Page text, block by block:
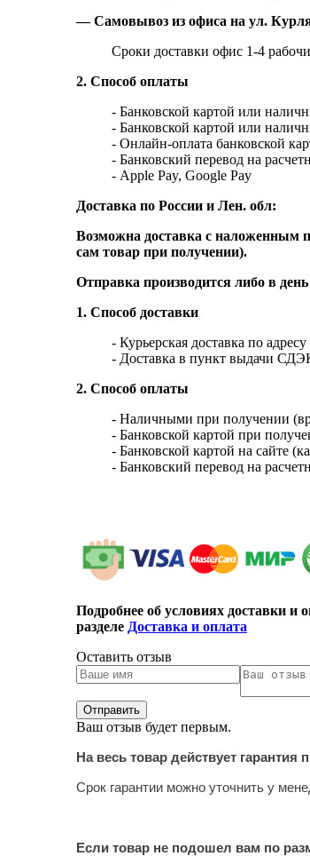
— Самовывоз из офиса на ул.
Сроки доставки офис 1-4
2. Способ оплаты
- Банковской картой или
- Банковской картой или
- Онлайн-оплата банковской
- Банковский перевод на
- Apple Pay, Google Pay
Доставка по России и Лен. обл:
Возможна доставка с наложенным
сам товар при получении).
Отправка производится либо в
1. Способ доставки
- Курьерская доставка по адресу
- Доставка в пункт выдачи
2. Способ оплаты
- Наличными при получении
- Банковской картой при
- Банковской картой на сайте
- Банковский перевод на
Подробнее об условиях доставки
разделе Доставка и оплата
Оставить отзыв
Ваш отзыв будет первым.
На весь товар действует гарантия
Срок гарантии можно уточнить у
Если товар не подошел вам по